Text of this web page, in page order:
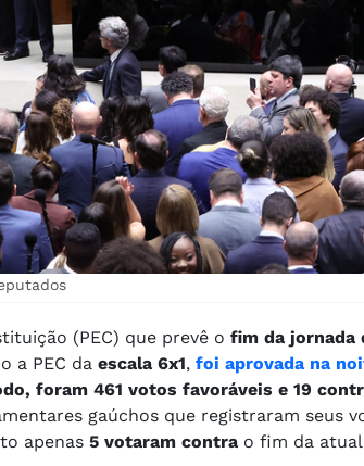
(PEC) que prevê o fim da jornada
a PEC da escala 6x1, foi aprovada na
foram 461 votos favoráveis e 19
gaúchos que registraram seus
apenas 5 votaram contra o fim da